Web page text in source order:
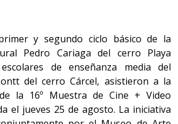
y segundo ciclo básico de la
Pedro Cariaga del cerro Playa
de enseñanza media del
del cerro Cárcel, asistieron a la
la 16º Muestra de Cine + Video
el jueves 25 de agosto. La iniciativa